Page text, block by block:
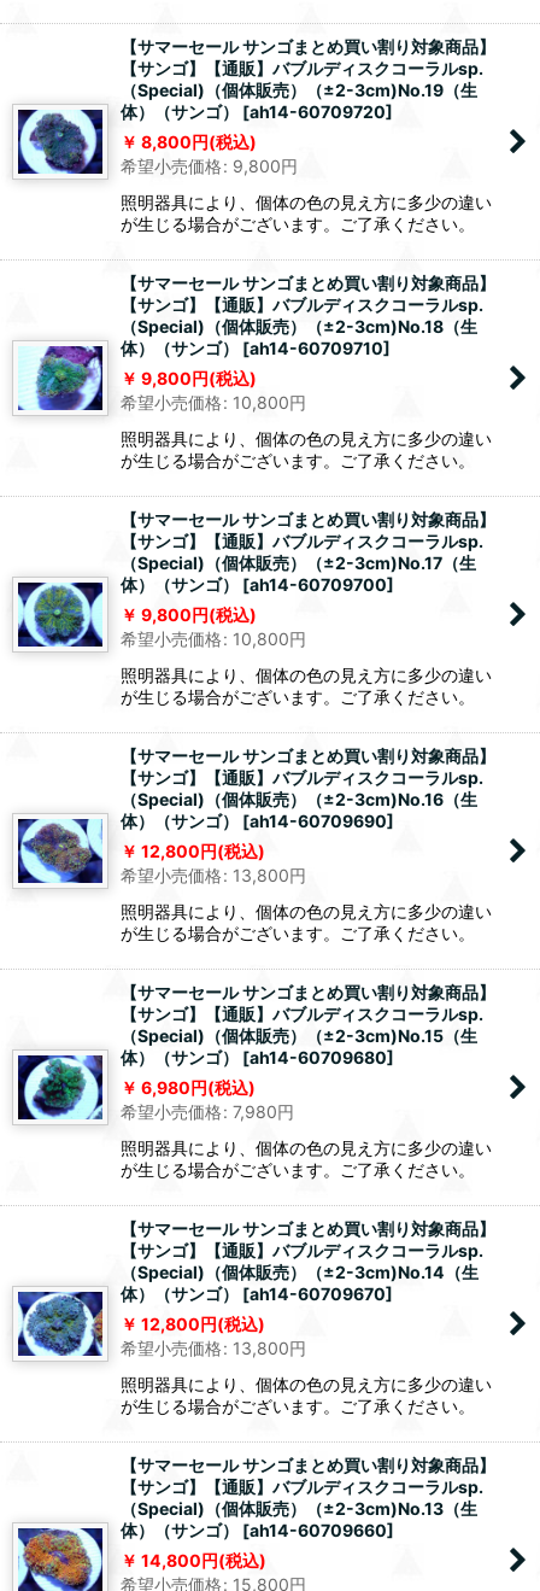
【サマーセール サンゴまとめ買い割り対象商品】
【サンゴ】【通販】バブルディスクコーラルsp.
（Special)（個体販売）（±2-3cm)No.19（生
体）（サンゴ）
[ah14-60709720]
8,800円(税込)
希望小売価格: 9,800円
照明器具により、個体の色の見え方に多少の違い
が生じる場合がございます。ご了承ください。
【サマーセール サンゴまとめ買い割り対象商品】
【サンゴ】【通販】バブルディスクコーラルsp.
（Special)（個体販売）（±2-3cm)No.18（生
体）（サンゴ）
[ah14-60709710]
9,800円(税込)
希望小売価格: 10,800円
照明器具により、個体の色の見え方に多少の違い
が生じる場合がございます。ご了承ください。
【サマーセール サンゴまとめ買い割り対象商品】
【サンゴ】【通販】バブルディスクコーラルsp.
（Special)（個体販売）（±2-3cm)No.17（生
体）（サンゴ）
[ah14-60709700]
9,800円(税込)
希望小売価格: 10,800円
照明器具により、個体の色の見え方に多少の違い
が生じる場合がございます。ご了承ください。
【サマーセール サンゴまとめ買い割り対象商品】
【サンゴ】【通販】バブルディスクコーラルsp.
（Special)（個体販売）（±2-3cm)No.16（生
体）（サンゴ）
[ah14-60709690]
12,800円(税込)
希望小売価格: 13,800円
照明器具により、個体の色の見え方に多少の違い
が生じる場合がございます。ご了承ください。
【サマーセール サンゴまとめ買い割り対象商品】
【サンゴ】【通販】バブルディスクコーラルsp.
（Special)（個体販売）（±2-3cm)No.15（生
体）（サンゴ）
[ah14-60709680]
6,980円(税込)
希望小売価格: 7,980円
照明器具により、個体の色の見え方に多少の違い
が生じる場合がございます。ご了承ください。
【サマーセール サンゴまとめ買い割り対象商品】
【サンゴ】【通販】バブルディスクコーラルsp.
（Special)（個体販売）（±2-3cm)No.14（生
体）（サンゴ）
[ah14-60709670]
12,800円(税込)
希望小売価格: 13,800円
照明器具により、個体の色の見え方に多少の違い
が生じる場合がございます。ご了承ください。
【サマーセール サンゴまとめ買い割り対象商品】
【サンゴ】【通販】バブルディスクコーラルsp.
（Special)（個体販売）（±2-3cm)No.13（生
体）（サンゴ）
[ah14-60709660]
14,800円(税込)
希望小売価格: 15,800円